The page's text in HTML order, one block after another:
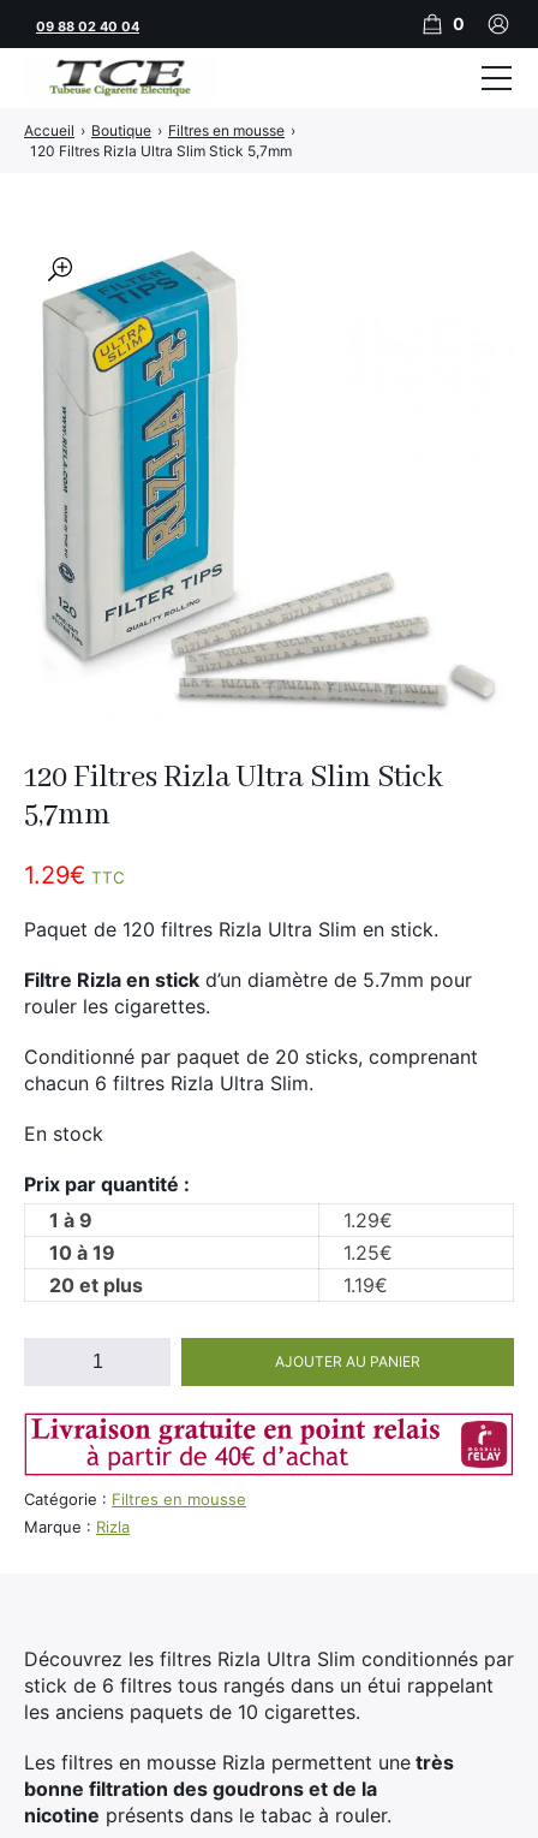
🔍
120 Filtres Rizla Ultra Slim Stick
5,7mm
1.29€ TTC
Paquet de 120 filtres Rizla Ultra Slim en stick.
Filtre Rizla en stick d’un diamètre de 5.7mm pour
rouler les cigarettes.
Conditionné par paquet de 20 sticks, comprenant
chacun 6 filtres Rizla Ultra Slim.
En stock
Prix par quantité :
1 à 9
1.29€
10 à 19
1.25€
20 et plus
1.19€
quantité
Filtres
Ultra
Slim
Stick
AJOUTER AU PANIER
Catégorie : Filtres en mousse
Marque : Rizla
Accueil › Boutique › Filtres en mousse ›
120 Filtres Rizla Ultra Slim Stick 5,7mm
Découvrez les filtres Rizla Ultra Slim conditionnés par
stick de 6 filtres tous rangés dans un étui rappelant
les anciens paquets de 10 cigarettes.
Les filtres en mousse Rizla permettent une très
bonne filtration des goudrons et de la
nicotine présents dans le tabac à rouler.
09 88 02 40 04 0
Tubeuses
Filtres
Rouleuses
Briquets
Vape
Al Fakher
Cristal Puff
100ml
Divers
Salé
Sucré
Nouveautés